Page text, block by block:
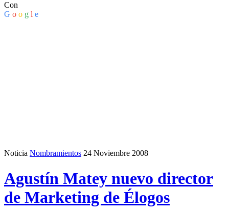
Con
G o o g l e
Noticia Nombramientos 24 Noviembre 2008
Agustín Matey nuevo director
de Marketing de Élogos